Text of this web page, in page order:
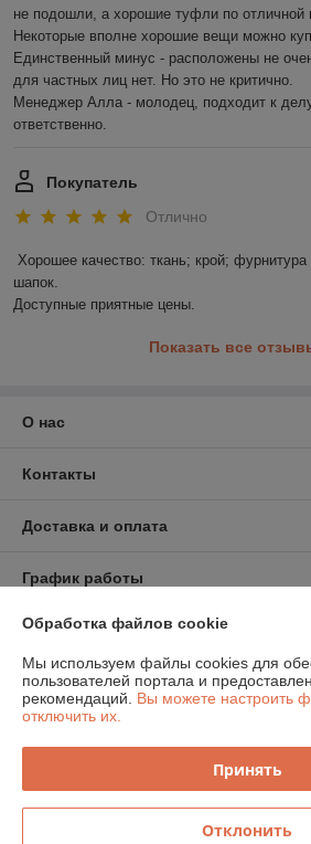
не подошли, а хорошие туфли по отличной
Некоторые вполне хорошие вещи можно
Единственный минус - расположены не
для частных лиц нет. Но это не критично.
Менеджер Алла - молодец, подходит к
ответственно.
Покупатель
Отлично
Хорошее качество: ткань; крой; фурнитура
шапок.
Доступные приятные цены.
Показать все
О нас
Контакты
Доставка и оплата
График работы
Полная версия сайта
Политика обработки cookies
Обработка файлов cookie
Мы используем файлы cookies для
пользователей портала и
рекомендаций. Вы можете настроить
отключить их.
Принять
Отклонить